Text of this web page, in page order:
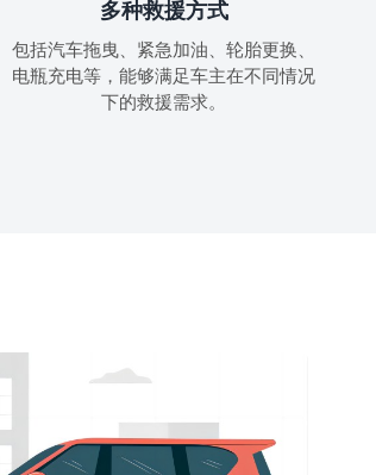
多种救援方式
包括汽车拖曳、紧急加油、轮胎更换、
电瓶充电等，能够满足车主在不同情况
下的救援需求。